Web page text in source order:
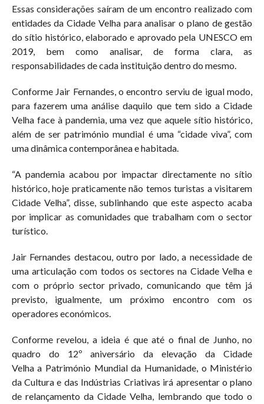
Essas considerações saíram de um encontro realizado com
entidades da Cidade Velha para analisar o plano de gestão
do sítio histórico, elaborado e aprovado pela UNESCO em
2019, bem como analisar, de forma clara, as
responsabilidades de cada instituição dentro do mesmo.
Conforme Jair Fernandes, o encontro serviu de igual modo,
para fazerem uma análise daquilo que tem sido a Cidade
Velha face à pandemia, uma vez que aquele sítio histórico,
além de ser património mundial é uma “cidade viva”, com
uma dinâmica contemporânea e habitada.
“A pandemia acabou por impactar directamente no sítio
histórico, hoje praticamente não temos turistas a visitarem
Cidade Velha”, disse, sublinhando que este aspecto acaba
por implicar as comunidades que trabalham com o sector
turístico.
Jair Fernandes destacou, outro por lado, a necessidade de
uma articulação com todos os sectores na Cidade Velha e
com o próprio sector privado, comunicando que têm já
previsto, igualmente, um próximo encontro com os
operadores económicos.
Conforme revelou, a ideia é que até o final de Junho, no
quadro do 12º aniversário da elevação da Cidade
Velha a Património Mundial da Humanidade, o Ministério
da Cultura e das Indústrias Criativas irá apresentar o plano
de relançamento da Cidade Velha, lembrando que todo o